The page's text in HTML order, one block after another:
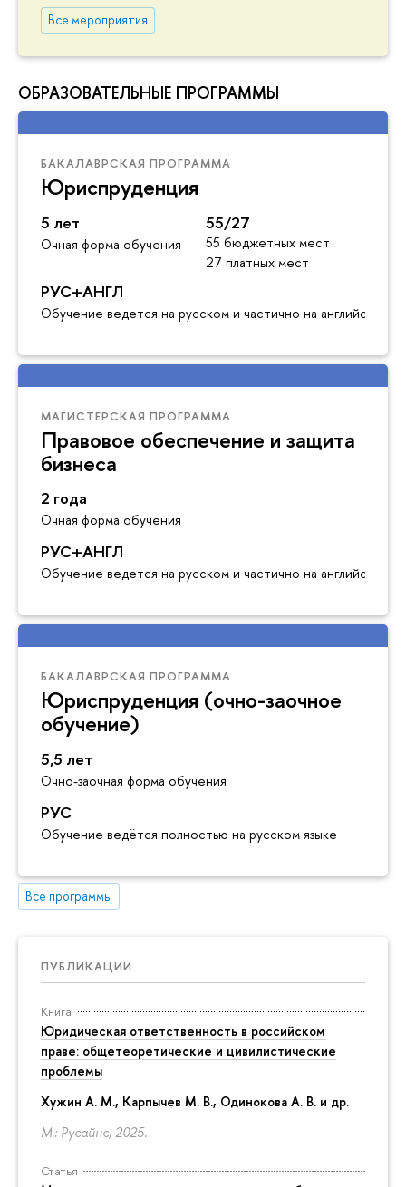
Все мероприятия
ОБРАЗОВАТЕЛЬНЫЕ ПРОГРАММЫ
БАКАЛАВРСКАЯ ПРОГРАММА
Юриспруденция
5 лет
Очная форма обучения
55/27
55 бюджетных мест
27 платных мест
РУС+АНГЛ
Обучение ведется на русском и частично на английском
МАГИСТЕРСКАЯ ПРОГРАММА
Правовое обеспечение и защита
бизнеса
2 года
Очная форма обучения
РУС+АНГЛ
Обучение ведется на русском и частично на английском
БАКАЛАВРСКАЯ ПРОГРАММА
Юриспруденция (очно-заочное
обучение)
5,5 лет
Очно-заочная форма обучения
РУС
Обучение ведётся полностью на русском языке
Все программы
ПУБЛИКАЦИИ
Книга
Юридическая ответственность в российском
праве: общетеоретические и цивилистические
проблемы
Хужин А. М., Карпычев М. В., Одинокова А. В. и др.
М.: Русайнс, 2025.
Статья